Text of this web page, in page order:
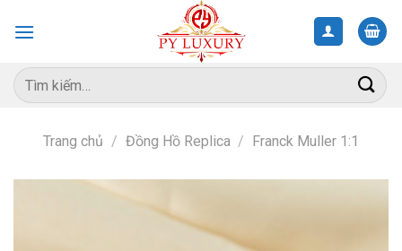
Tìm
kiếm:
Trang chủ / Đồng Hồ Replica / Franck Muller 1:1